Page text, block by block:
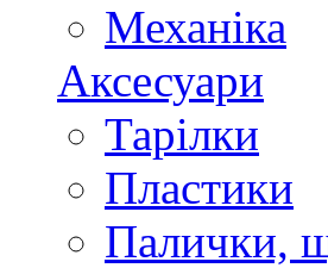
Механіка
Аксесуари
Тарілки
Пластики
Палички,